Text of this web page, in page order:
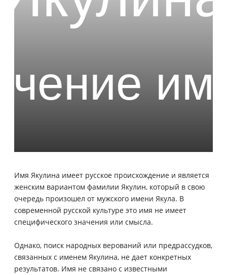
Имя Якулина имеет русское происхождение и является
женским вариантом фамилии Якулин, который в свою
очередь произошел от мужского имени Якула. В
современной русской культуре это имя не имеет
специфического значения или смысла.
Однако, поиск народных верований или предрассудков,
связанных с именем Якулина, не дает конкретных
результатов. Имя не связано с известными